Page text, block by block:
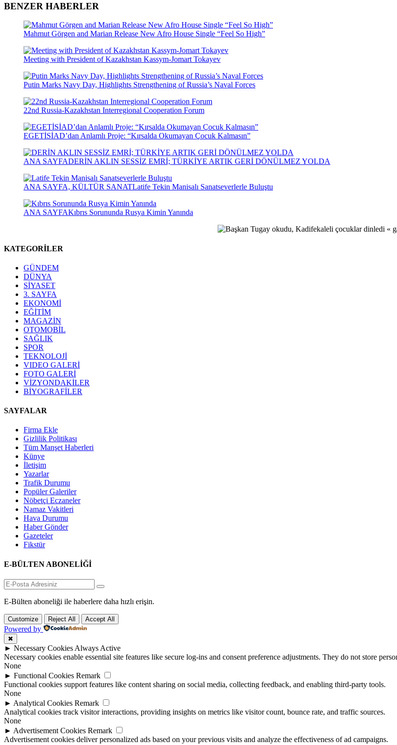
BENZER HABERLER
Mahmut Görgen and Marian Release New Afro House Single “Feel So High”
Meeting with President of Kazakhstan Kassym-Jomart Tokayev
Putin Marks Navy Day, Highlights Strengthening of Russia’s Naval Forces
22nd Russia-Kazakhstan Interregional Cooperation Forum
EGETİSİAD’dan Anlamlı Proje: “Kırsalda Okumayan Çocuk Kalmasın”
ANA SAYFADERİN AKLIN SESSİZ EMRİ; TÜRKİYE ARTIK GERİ DÖNÜLMEZ YOLDA
ANA SAYFA, KÜLTÜR SANATLatife Tekin Manisalı Sanatseverlerle Buluştu
ANA SAYFAKıbrıs Sorununda Rusya Kimin Yanında
KATEGORİLER
GÜNDEM
DÜNYA
SİYASET
3. SAYFA
EKONOMİ
EĞİTİM
MAGAZİN
OTOMOBİL
SAĞLIK
SPOR
TEKNOLOJİ
VIDEO GALERİ
FOTO GALERİ
VİZYONDAKİLER
BİYOGRAFİLER
SAYFALAR
Firma Ekle
Gizlilik Politikası
Tüm Manşet Haberleri
Künye
İletişim
Yazarlar
Trafik Durumu
Popüler Galeriler
Nöbetçi Eczaneler
Namaz Vakitleri
Hava Durumu
Haber Gönder
Gazeteler
Fikstür
E-BÜLTEN ABONELİĞİ
E-Bülten aboneliği ile haberlere daha hızlı erişin.
Customize Reject All Accept All
Powered by
✖
► Necessary Cookies Always Active
Necessary cookies enable essential site features like secure log-ins and consent preference adjustments. They do not store
None
► Functional Cookies Remark
Functional cookies support features like content sharing on social media, collecting feedback, and enabling third-party tools.
None
► Analytical Cookies Remark
Analytical cookies track visitor interactions, providing insights on metrics like visitor count, bounce rate, and traffic sources.
None
► Advertisement Cookies Remark
Advertisement cookies deliver personalized ads based on your previous visits and analyze the effectiveness of ad campaigns.